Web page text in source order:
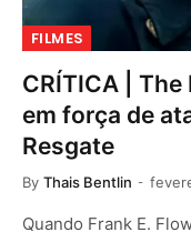
FILMES
CRÍTICA |
em força de
Resgate
By Thais Bentlin
Quando Frank E.